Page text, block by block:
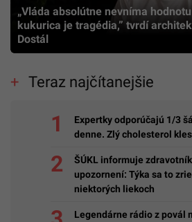
„Vláda absolútne nevníma
kukurica je tragédia,” tvrdí
Dostál
Teraz najčítanejšie
Expertky odporúčajú 1/3
denne. Zlý cholesterol
ŠÚKL informuje
upozornení: Týka sa to
niektorých liekoch
Legendárne rádio z povál